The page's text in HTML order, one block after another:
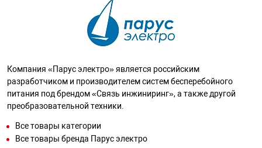
Компания «Парус электро» является российским
разработчиком и производителем систем бесперебойного
питания под брендом «Связь инжиниринг», а также другой
преобразовательной техники.
Все товары категории
Все товары бренда Парус электро